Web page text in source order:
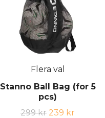
Flera val
Stanno Ball Bag (for 5
pcs)
299 kr 239 kr